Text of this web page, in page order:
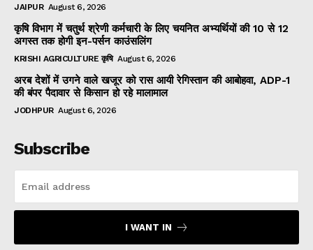
JAIPUR August 6, 2026
कृषि विभाग में चतुर्थ श्रेणी कर्मचारी के लिए चयनित अभ्यर्थियों की 10 से 12
अगस्त तक होगी इन-पर्सन काउंसलिंग
KRISHI AGRICULTURE कृषि August 6, 2026
अरब देशों में उगने वाले खजूर को रास आयी रेगिस्तान की आबोहवा, ADP-1
की बंपर पैदावार से किसान हो रहे मालामाल
JODHPUR August 6, 2026
Subscribe
I WANT IN